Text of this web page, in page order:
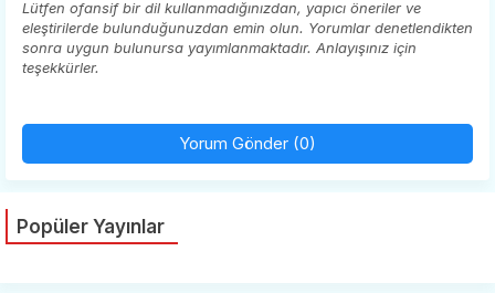
Lütfen ofansif bir dil kullanmadığınızdan, yapıcı öneriler ve
eleştirilerde bulunduğunuzdan emin olun. Yorumlar denetlendikten
sonra uygun bulunursa yayımlanmaktadır. Anlayışınız için
teşekkürler.
Yorum Gönder (0)
Popüler Yayınlar